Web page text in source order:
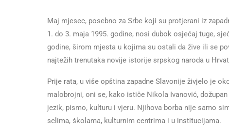
Maj mjesec, posebno za Srbe koji su protjerani iz
1. do 3. maja 1995. godine, nosi dubok osjećaj tuge,
godine, širom mjesta u kojima su ostali da žive ili se
najtežih trenutaka novije istorije srpskog naroda u
Prije rata, u više opština zapadne Slavonije živjelo je
malobrojni, oni se, kako ističe Nikola Ivanović,
jezik, pismo, kulturu i vjeru. Njihova borba nije samo
selima, školama, kulturnim centrima i u institucijama.